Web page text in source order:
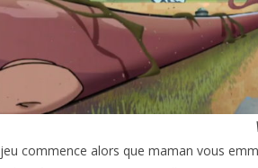
commence alors que maman vous